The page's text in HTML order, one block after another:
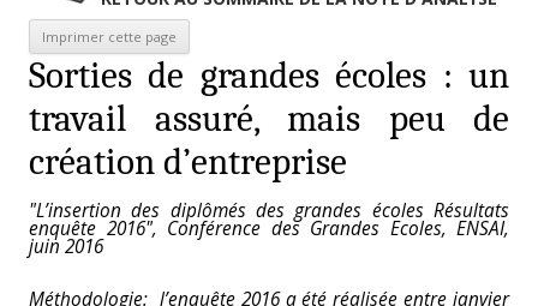
Sorties de grandes écoles : un
travail assuré, mais peu de
création d’entreprise
"L’insertion des diplômés des grandes écoles Résultats
enquête 2016", Conférence des Grandes Ecoles, ENSAI,
juin 2016
Méthodologie: l’enquête 2016 a été réalisée entre janvier